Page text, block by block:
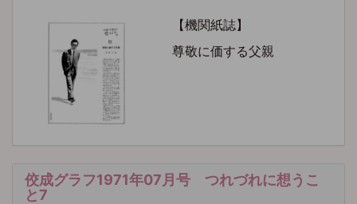
【機関紙誌】
尊敬に価する父親
佼成グラフ1971年07月号 つれづれに想うこ
と7